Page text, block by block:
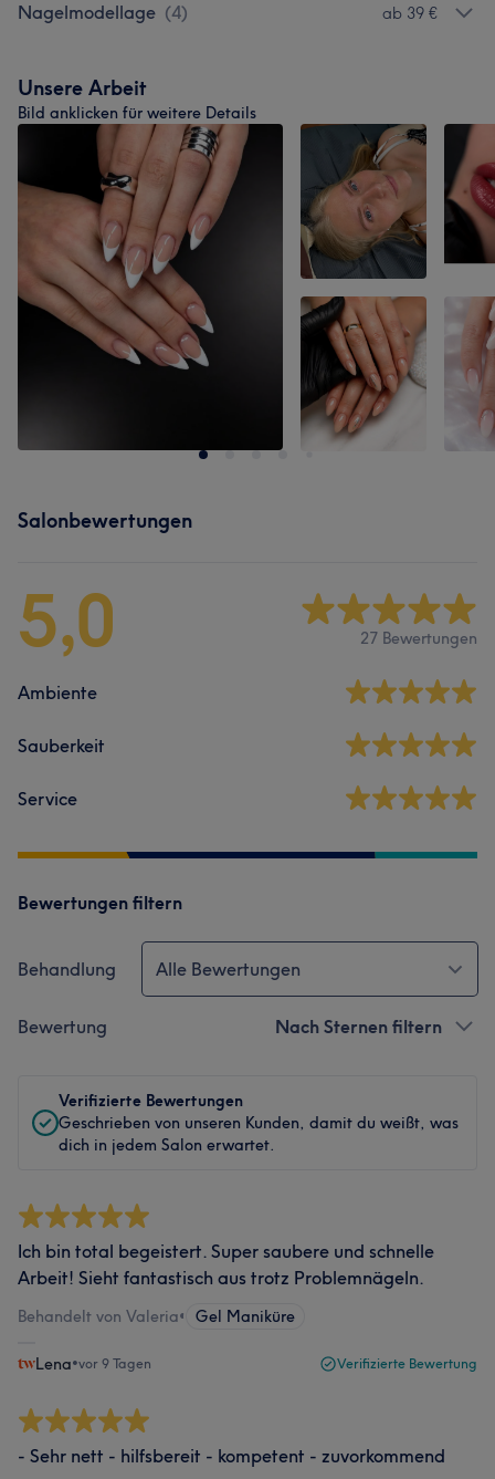
Nagelmodellage (4) ab 39 €
Unsere Arbeit
Bild anklicken für weitere Details
Salonbewertungen
5,0 27 Bewertungen
Ambiente
Sauberkeit
Service
Bewertungen filtern
Behandlung Alle Bewertungen
Bewertung Nach Sternen filtern
Verifizierte Bewertungen
Geschrieben von unseren Kunden, damit du weißt, was
dich in jedem Salon erwartet.
Ich bin total begeistert. Super saubere und schnelle
Arbeit! Sieht fantastisch aus trotz Problemnägeln.
Behandelt von Valeria• Gel Maniküre
Lena•vor 9 Tagen Verifizierte Bewertung
- Sehr nett - hilfsbereit - kompetent - zuvorkommend